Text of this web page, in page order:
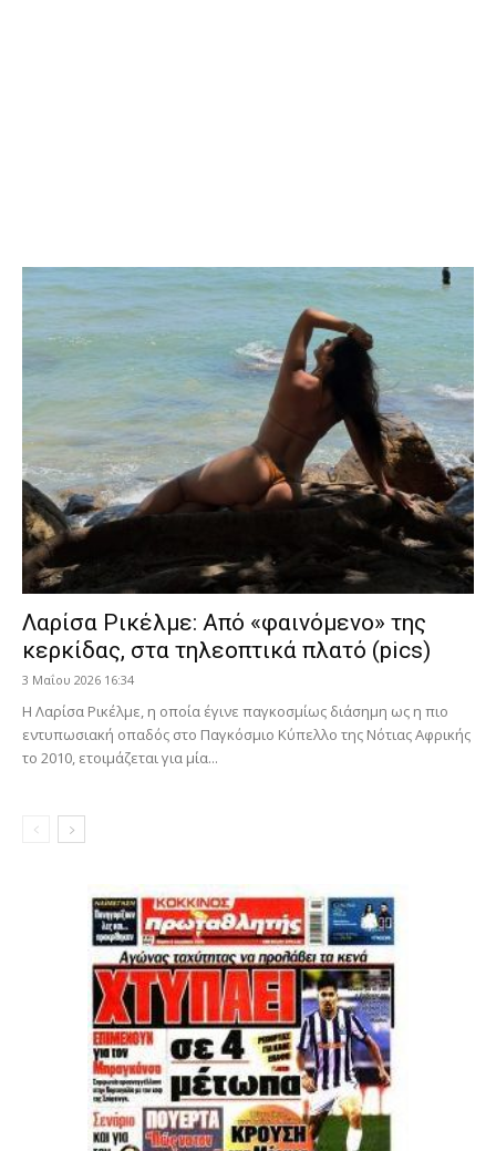
Λαρίσα Ρικέλμε: Από «φαινόμενο» της
κερκίδας, στα τηλεοπτικά πλατό (pics)
3 Μαΐου 2026 16:34
Η Λαρίσα Ρικέλμε, η οποία έγινε παγκοσμίως διάσημη ως η πιο
εντυπωσιακή οπαδός στο Παγκόσμιο Κύπελλο της Νότιας Αφρικής
το 2010, ετοιμάζεται για μία...